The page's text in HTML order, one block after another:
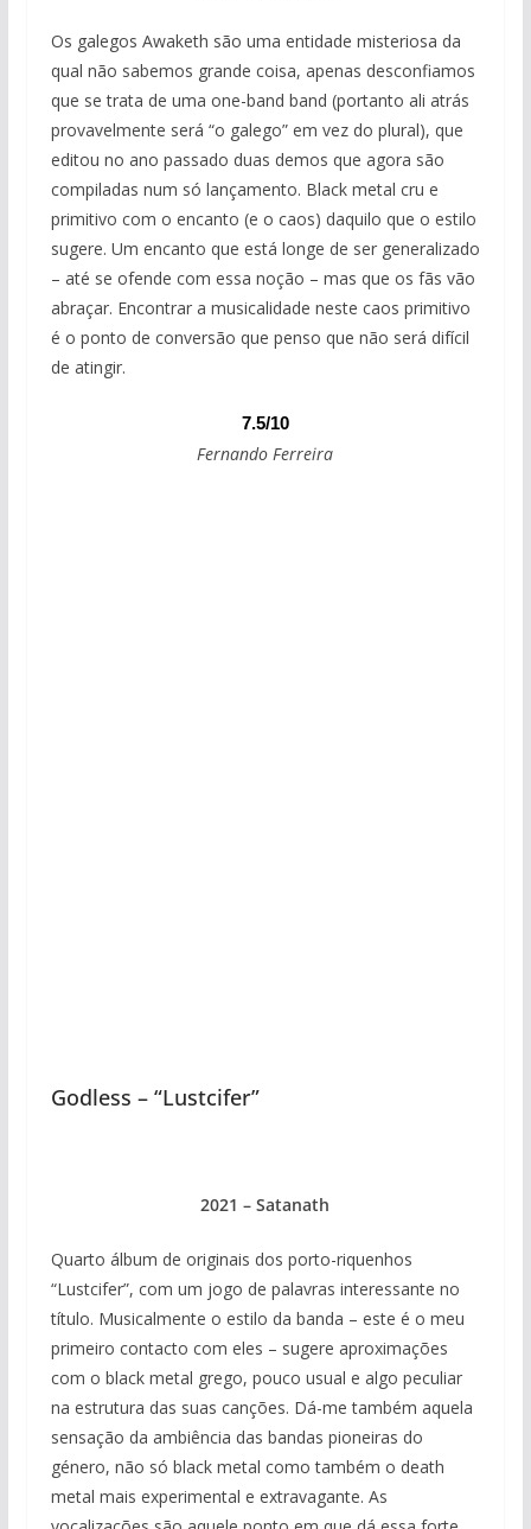
Os galegos Awaketh são uma entidade misteriosa da
qual não sabemos grande coisa, apenas desconfiamos
que se trata de uma one-band band (portanto ali atrás
provavelmente será “o galego” em vez do plural), que
editou no ano passado duas demos que agora são
compiladas num só lançamento. Black metal cru e
primitivo com o encanto (e o caos) daquilo que o estilo
sugere. Um encanto que está longe de ser generalizado
– até se ofende com essa noção – mas que os fãs vão
abraçar. Encontrar a musicalidade neste caos primitivo
é o ponto de conversão que penso que não será difícil
de atingir.
7.5/10
Fernando Ferreira
Godless – “Lustcifer”
2021 – Satanath
Quarto álbum de originais dos porto-riquenhos
“Lustcifer”, com um jogo de palavras interessante no
título. Musicalmente o estilo da banda – este é o meu
primeiro contacto com eles – sugere aproximações
com o black metal grego, pouco usual e algo peculiar
na estrutura das suas canções. Dá-me também aquela
sensação da ambiência das bandas pioneiras do
género, não só black metal como também o death
metal mais experimental e extravagante. As